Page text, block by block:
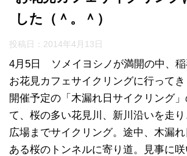
した（＾。＾）
投稿日： 2014年4月13日
4月5日 ソメイヨシノが満開の中、
お花見カフェサイクリングに行って
開催予定の「木漏れ日サイクリング
て、桜の多い花見川、新川沿いを走
広場までサイクリング。途中、木漏
ある桜のトンネルに寄り道。見事に咲